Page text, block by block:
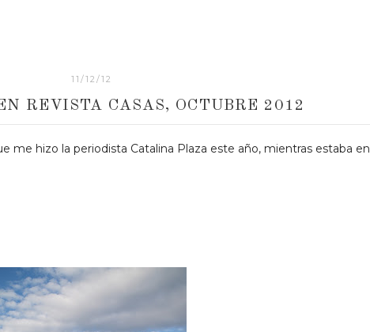
11/12/12
REVISTA CASAS, OCTUBRE 2012
me hizo la periodista Catalina Plaza este año, mientras estaba en